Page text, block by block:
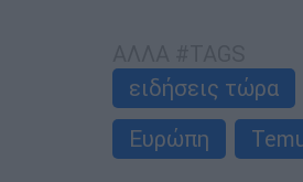
ειδήσεις τώρα
Ευρώπη